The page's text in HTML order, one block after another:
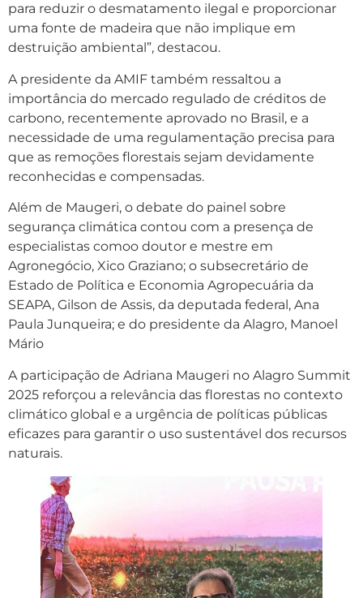
para reduzir o desmatamento ilegal e proporcionar
uma fonte de madeira que não implique em
destruição ambiental”, destacou.
A presidente da AMIF também ressaltou a
importância do mercado regulado de créditos de
carbono, recentemente aprovado no Brasil, e a
necessidade de uma regulamentação precisa para
que as remoções florestais sejam devidamente
reconhecidas e compensadas.
Além de Maugeri, o debate do painel sobre
segurança climática contou com a presença de
especialistas comoo doutor e mestre em
Agronegócio, Xico Graziano; o subsecretário de
Estado de Política e Economia Agropecuária da
SEAPA, Gilson de Assis, da deputada federal, Ana
Paula Junqueira; e do presidente da Alagro, Manoel
Mário
A participação de Adriana Maugeri no Alagro Summit
2025 reforçou a relevância das florestas no contexto
climático global e a urgência de políticas públicas
eficazes para garantir o uso sustentável dos recursos
naturais.